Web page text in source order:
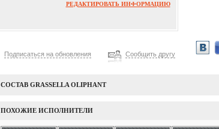
РЕДАКТИРОВАТЬ ИНФОРМАЦИЮ
Подписаться на обновления Сообщить другу
СОСТАВ GRASSELLA OLIPHANT
ПОХОЖИЕ ИСПОЛНИТЕЛИ